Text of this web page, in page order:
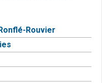
Rouvier